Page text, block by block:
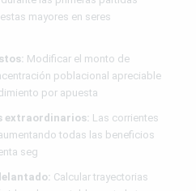
mayores en seres
Modificar el monto de
poblacional apreciable
por apuesta
extraordinarios: Las corrientes
todas las beneficios
seg
Calcular trayectorias